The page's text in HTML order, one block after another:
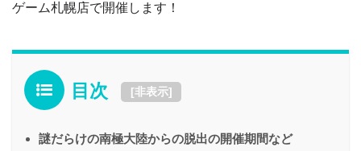
ゲーム札幌店で開催します！
目次 [非表示]
謎だらけの南極大陸からの脱出の開催期間など